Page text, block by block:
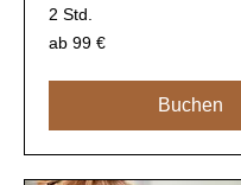
2 Std.
ab
99
ab 99 €
Buchen